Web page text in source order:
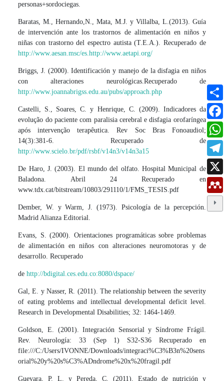
personas+sordociegas.
Baratas, M., Hernando,N., Mata, M.J. y Villalba, L.(2013). Guía
de intervención ante los trastornos de alimentación en niños y
niñas con trastorno del espectro autista (T.E.A.). Recuperado de
http://www.aesan.msc/es.http://www.aetapi.org/
Briggs, J. (2000). Identificación y manejo de la disfagia en niños
con alteraciones neurológicas.Recuperado de
http://www.joannabrigss.edu.au/pubs/approach.php
Castelli, S., Soares, C. y Henrique, C. (2009). Indicadores da
evolução do paciente com paralisia cerebral e disfagia orofaríngea
após intervenção terapêutica. Rev Soc Bras Fonoaudiol;
14(3):381-6. Recuperado de
http://www.scielo.br/pdf/rsbf/v14n3/v14n3a15
De Haro, J. (2003). El mundo del olfato. Hospital Municipal de
Baladona. Abril 24 Recuperado en
www.tdx.cat/bitstream/10803/291110/1/FMS_TESIS.pdf
Dember, W. y Warm, J. (1973). Psicología de la percepción.
Madrid Alianza Editorial.
Evans, S. (2000). Orientaciones programáticas sobre problemas
de alimentación en niños con alteraciones neuromotoras y de
desarrollo. Recuperado
dehttp://bdigital.ces.edu.co:8080/dspace/
Gal, E. y Nasser, R. (2011). The relationship between the severity
of eating problems and intellectual developmental deficit level.
Research in Developmental Disabilities; 32: 1464-1469.
Goldson, E. (2001). Integración Sensorial y Síndrome Frágil.
Rev. Neurología: 33 (Sep 1) S32-S36 Recuperado en
file:///C:/Users/IVONNE/Downloads/integraci%C3%B3n%20sens
orial%20y%20s%C3%ADndrome%20x%20fragil.pdf
Guevara, P. L. y Pereda, C. (2011). Estado de nutrición y